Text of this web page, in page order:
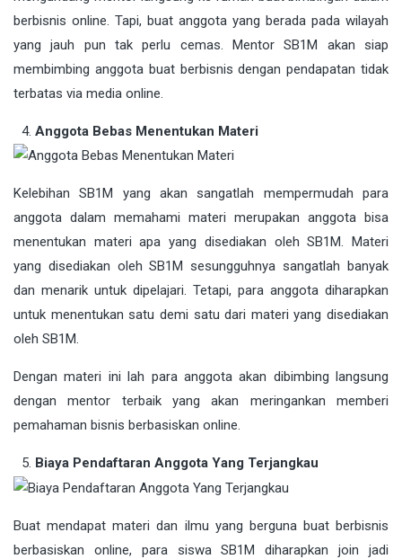
berbisnis online. Tapi, buat anggota yang berada pada wilayah
yang jauh pun tak perlu cemas. Mentor SB1M akan siap
membimbing anggota buat berbisnis dengan pendapatan tidak
terbatas via media online.
Anggota Bebas Menentukan Materi
Kelebihan SB1M yang akan sangatlah mempermudah para
anggota dalam memahami materi merupakan anggota bisa
menentukan materi apa yang disediakan oleh SB1M. Materi
yang disediakan oleh SB1M sesungguhnya sangatlah banyak
dan menarik untuk dipelajari. Tetapi, para anggota diharapkan
untuk menentukan satu demi satu dari materi yang disediakan
oleh SB1M.
Dengan materi ini lah para anggota akan dibimbing langsung
dengan mentor terbaik yang akan meringankan memberi
pemahaman bisnis berbasiskan online.
Biaya Pendaftaran Anggota Yang Terjangkau
Buat mendapat materi dan ilmu yang berguna buat berbisnis
berbasiskan online, para siswa SB1M diharapkan join jadi